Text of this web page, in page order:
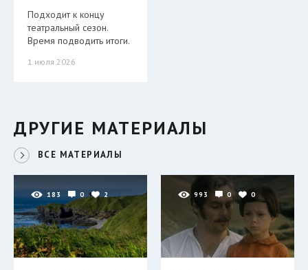
Подходит к концу
театральный сезон.
Время подводить итоги.
1 июля 2026
ДРУГИЕ МАТЕРИАЛЫ
ВСЕ МАТЕРИАЛЫ
183 0 2 993 0 0